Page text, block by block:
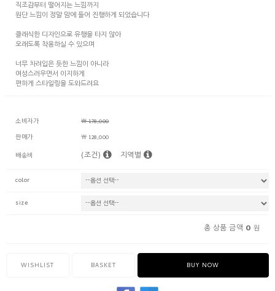
직조감부터 떨어지는 느낌까지
원단 느낌이 정말 맘에 들어 진행하게 되었습니다
클래식한 디자인으로 유행을 타지 않아
오래도록 착용하실 수 있으며
너무 차려입은 듯한 느낌이 아니라
여성스러우면서 이지하게
편하게 스타일링을 도와드려요
소비자가
￦ 178,000
판매가
￦ 128,000
배송비
(조건) 지역별
color
size
총 상품 금액 0 원
WISHLIST BASKET BUY NOW